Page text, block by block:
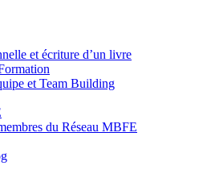
et écriture d’un livre
et Team Building
du Réseau MBFE